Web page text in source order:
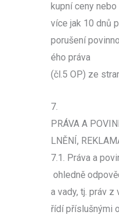
kupní ceny
více jak 10 dnů
porušení
ého práva
(čl.5 OP) ze
7.
PRÁVA A
LNĚNÍ,
7.1. Práva a
ohledně
a vady, tj. práv z
řídí příslušnými